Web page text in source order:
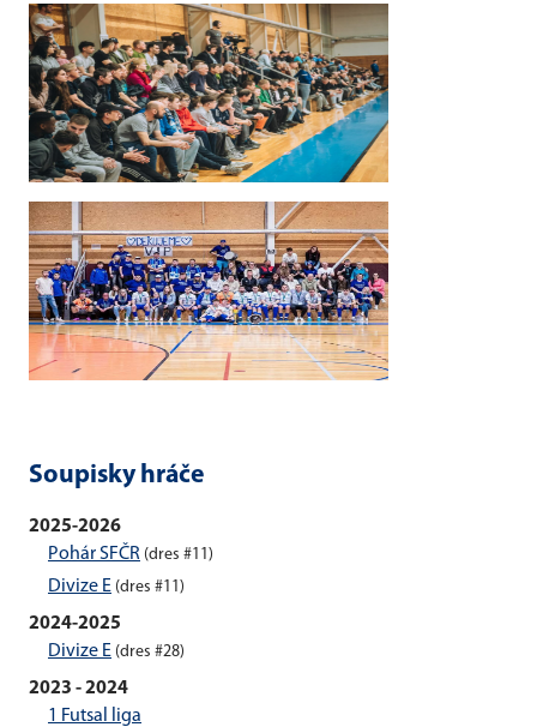
Soupisky hráče
2025-2026
Pohár SFČR (dres #11)
Divize E (dres #11)
2024-2025
Divize E (dres #28)
2023 - 2024
1 Futsal liga